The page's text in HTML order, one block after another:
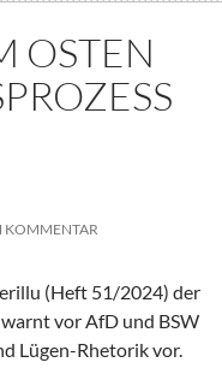
OSTEN
KOMMENTAR
(Heft 51/2024) der
vor AfD und BSW
Lügen-Rhetorik vor.